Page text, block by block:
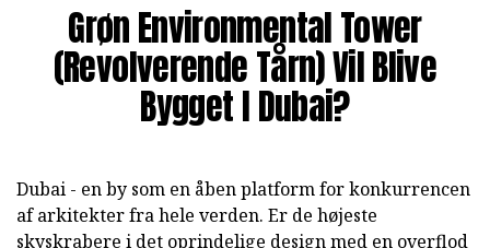
Grøn Environmental Tower
(revolverende Tårn) Vil Blive
Bygget I Dubai?
Dubai - en by som en åben platform for konkurrencen
af arkitekter fra hele verden. Er de højeste
skyskrabere i det oprindelige design med en overflod